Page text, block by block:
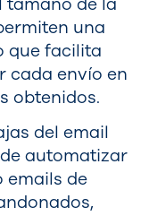
una
que facilita
cada envío en
obtenidos.
del email
automatizar
emails de